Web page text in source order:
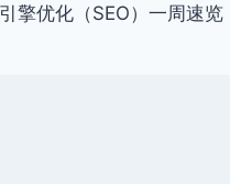
擎优化（SEO）一周速览